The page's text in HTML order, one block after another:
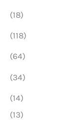
(18)
(118)
(64)
(34)
(14)
(13)